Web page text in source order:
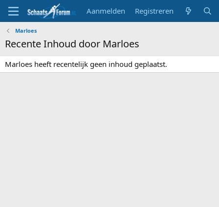
Aanmelden Registreren
Marloes
Recente Inhoud door Marloes
Marloes heeft recentelijk geen inhoud geplaatst.